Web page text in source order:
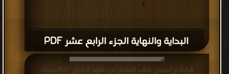
البداية والنهاية الجزء الرابع عشر PDF
قراءة و تحميل كتاب المختار من فتوح البلدان PDF مجانا